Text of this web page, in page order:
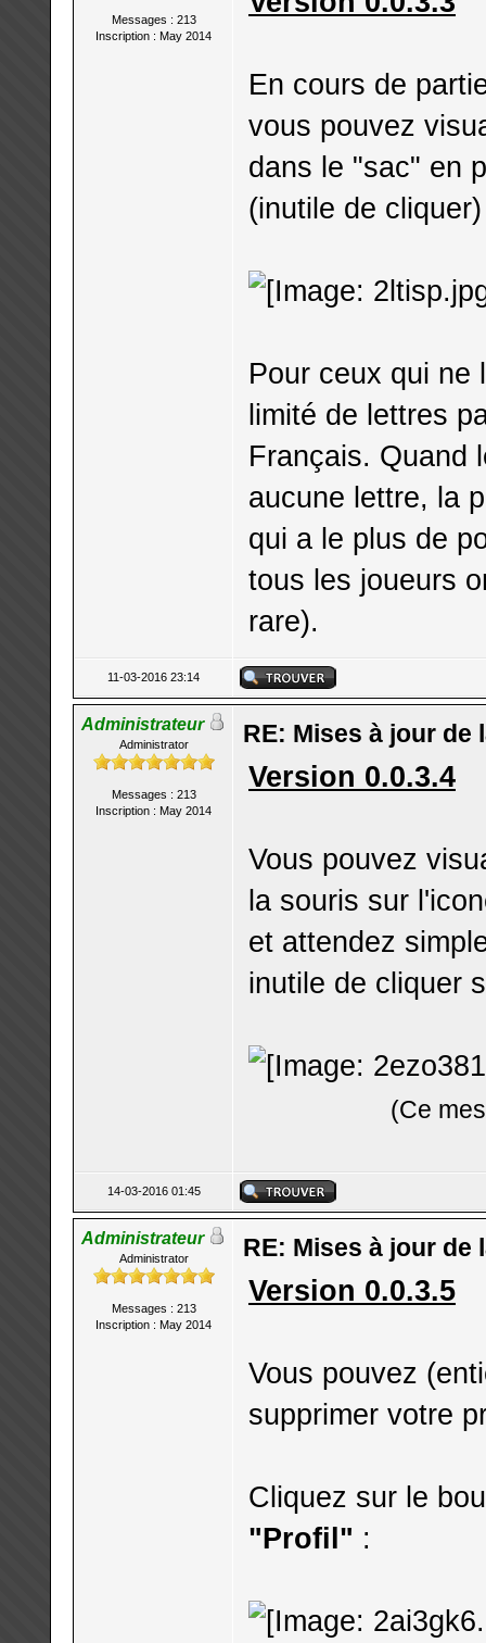
Messages : 213
Inscription : May 2014
En cours de
vous pouvez
dans le "sac" en
(inutile de
Pour ceux qui ne
limité de lettres
Français. Quand
aucune lettre, la
qui a le plus de
tous les joueurs
rare).
11-03-2016 23:14
Administrateur
Administrator
Messages : 213
Inscription : May 2014
RE: Mises à jour de
Version 0.0.3.4
Vous pouvez
la souris sur
et attendez
inutile de cliquer
(Ce
14-03-2016 01:45
Administrateur
Administrator
Messages : 213
Inscription : May 2014
RE: Mises à jour de
Version 0.0.3.5
Vous pouvez
supprimer votre
Cliquez sur le
"Profil" :